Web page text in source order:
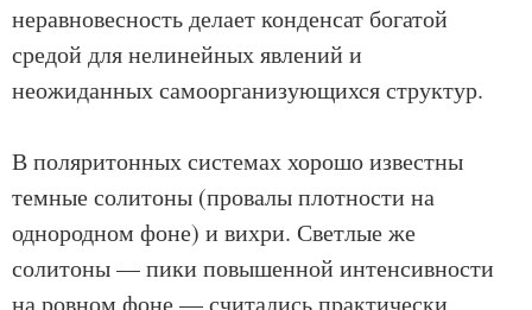
неравновесность делает конденсат богатой
средой для нелинейных явлений и
неожиданных самоорганизующихся структур.
В поляритонных системах хорошо известны
темные солитоны (провалы плотности на
однородном фоне) и вихри. Светлые же
солитоны — пики повышенной интенсивности
на ровном фоне — считались практически